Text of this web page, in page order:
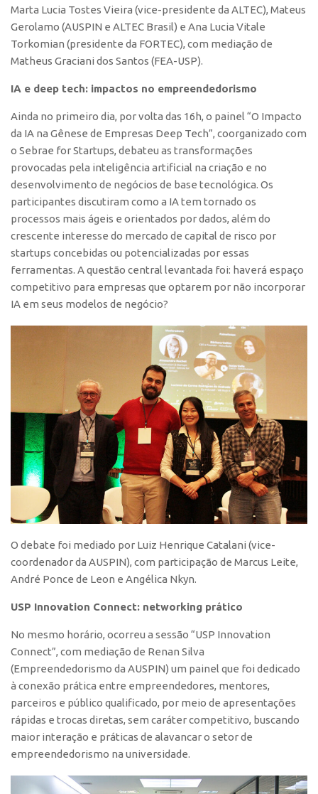
Parcerias PD&I
PIPE/FAPESP
SPRINT
Conexão USP
Conexão Inter-USP
Banco de Patentes
Patentes em Destaque
Inteligência Competitiva
Showroom de Tecnologias
Empreendedorismo
Jornada Empreendedora
Bolsa Empreendedorismo
Bolsa Startup USP
Prêmio USP de Empreendedorismo
Entidades
Pesquisa
EMBRAPIIs
CEPIDs
CEPIX
PRPI/USP
InovaUSP
Bússola da Inovação
Agenda AUSPIN
SGE
Fala Inovação (Webinar)
Marta Lucia Tostes Vieira (vice-presidente da ALTEC), Mateus
Gerolamo (AUSPIN e ALTEC Brasil) e Ana Lucia Vitale
Torkomian (presidente da FORTEC), com mediação de
Matheus Graciani dos Santos (FEA-USP).
IA e deep tech: impactos no empreendedorismo
Ainda no primeiro dia, por volta das 16h, o painel “O Impacto
da IA na Gênese de Empresas Deep Tech”, coorganizado com
o Sebrae for Startups, debateu as transformações
provocadas pela inteligência artificial na criação e no
desenvolvimento de negócios de base tecnológica. Os
participantes discutiram como a IA tem tornado os
processos mais ágeis e orientados por dados, além do
crescente interesse do mercado de capital de risco por
startups concebidas ou potencializadas por essas
ferramentas. A questão central levantada foi: haverá espaço
competitivo para empresas que optarem por não incorporar
IA em seus modelos de negócio?
O debate foi mediado por Luiz Henrique Catalani (vice-
coordenador da AUSPIN), com participação de Marcus Leite,
André Ponce de Leon e Angélica Nkyn.
USP Innovation Connect: networking prático
No mesmo horário, ocorreu a sessão “USP Innovation
Connect”, com mediação de Renan Silva
(Empreendedorismo da AUSPIN) um painel que foi dedicado
à conexão prática entre empreendedores, mentores,
parceiros e público qualificado, por meio de apresentações
rápidas e trocas diretas, sem caráter competitivo, buscando
maior interação e práticas de alavancar o setor de
empreendedorismo na universidade.